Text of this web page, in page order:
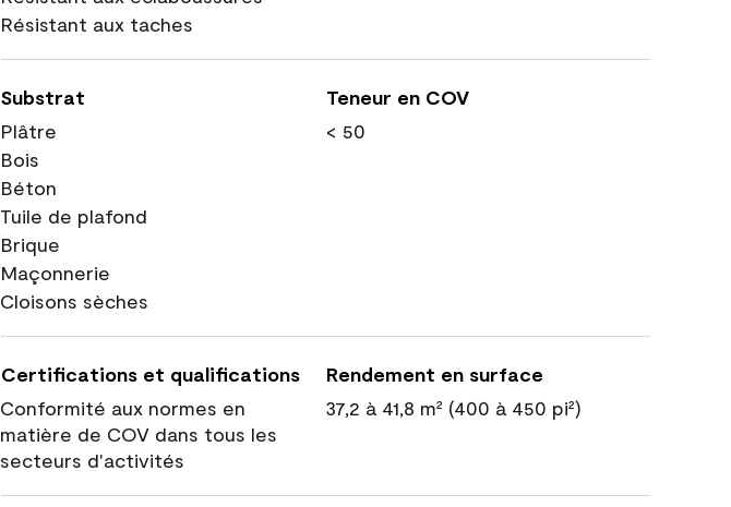
Résistant aux taches
Substrat
Plâtre
Bois
Béton
Tuile de plafond
Brique
Maçonnerie
Cloisons sèches
Teneur en COV
< 50
Certifications et qualifications
Conformité aux normes en
matière de COV dans tous les
secteurs d'activités
Rendement en surface
37,2 à 41,8 m² (400 à 450 pi²)